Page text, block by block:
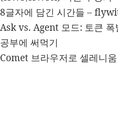
8글자에 담긴 시간들 –
Ask vs. Agent 모드: 토큰 폭
공부에 써먹기
Comet 브라우저로 셀레니